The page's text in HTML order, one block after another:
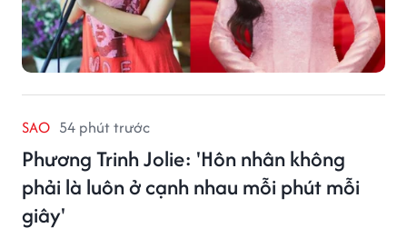
SAO 54 phút trước
Phương Trinh Jolie: 'Hôn nhân không
phải là luôn ở cạnh nhau mỗi phút mỗi
giây'